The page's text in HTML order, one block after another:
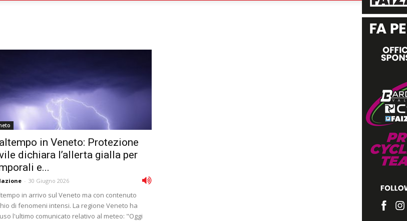
in Veneto: Protezione
dichiara l’allerta gialla per
e...
- 30 Giugno 2026
in arrivo sul Veneto ma con contenuto
di fenomeni intensi. La regione Veneto ha
l'ultimo comunicato relativo al meteo: "Oggi